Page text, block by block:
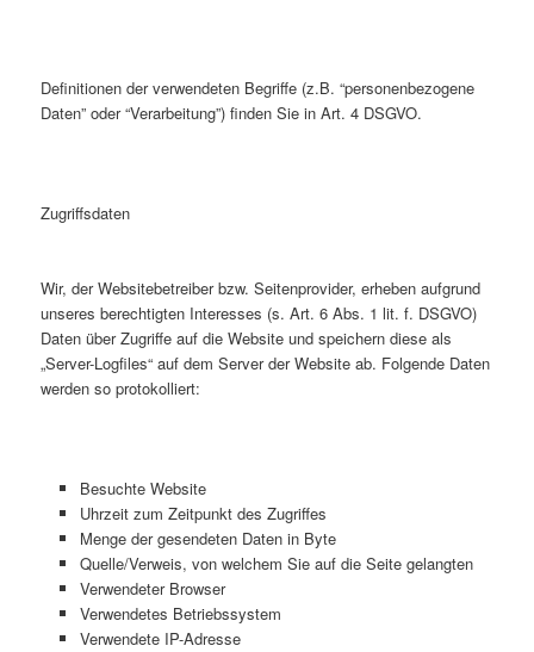
Definitionen der verwendeten Begriffe (z.B. “personenbezogene
Daten” oder “Verarbeitung”) finden Sie in Art. 4 DSGVO.
Zugriffsdaten
Wir, der Websitebetreiber bzw. Seitenprovider, erheben aufgrund
unseres berechtigten Interesses (s. Art. 6 Abs. 1 lit. f. DSGVO)
Daten über Zugriffe auf die Website und speichern diese als
„Server-Logfiles“ auf dem Server der Website ab. Folgende Daten
werden so protokolliert:
Besuchte Website
Uhrzeit zum Zeitpunkt des Zugriffes
Menge der gesendeten Daten in Byte
Quelle/Verweis, von welchem Sie auf die Seite gelangten
Verwendeter Browser
Verwendetes Betriebssystem
Verwendete IP-Adresse